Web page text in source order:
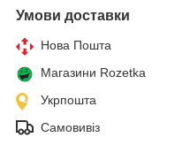
Умови доставки
Нова Пошта
Магазини Rozetka
Укрпошта
Самовивіз